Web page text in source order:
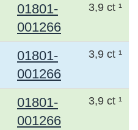
01801-
001266
3,9 ct ¹
01801-
001266
3,9 ct ¹
01801-
001266
3,9 ct ¹